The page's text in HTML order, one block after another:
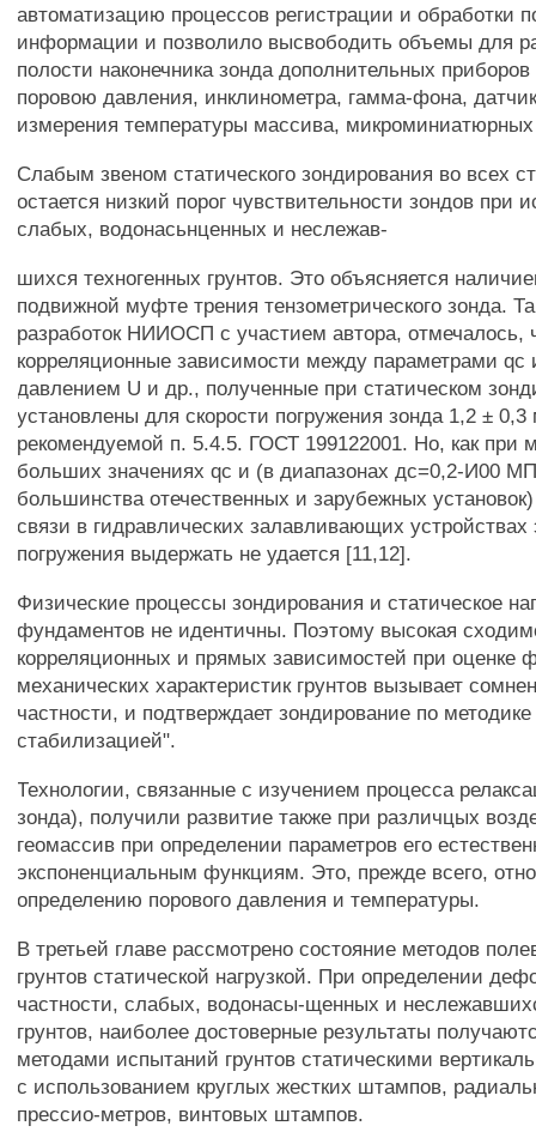
автоматизацию процессов регистрации и обработки
информации и позволило высвободить объемы для
полости наконечника зонда дополнительных
поровою давления, инклинометра, гамма-фона,
измерения температуры массива,
Слабым звеном статического зондирования во всех
остается низкий порог чувствительности зондов при
слабых, водонасьнценных и неслежав-
шихся техногенных грунтов. Это объясняется
подвижной муфте трения тензометрического зонда.
разработок НИИОСП с участием автора, отмечалось,
корреляционные зависимости между параметрами
давлением U и др., полученные при статическом
установлены для скорости погружения зонда 1,2 ±
рекомендуемой п. 5.4.5. ГОСТ 199122001. Но, как при
больших значениях qc и (в диапазонах дс=0,2-И00
большинства отечественных и зарубежных
связи в гидравлических залавливающих устройствах
погружения выдержать не удается [11,12].
Физические процессы зондирования и статическое
фундаментов не идентичны. Поэтому высокая
корреляционных и прямых зависимостей при оценке
механических характеристик грунтов вызывает
частности, и подтверждает зондирование по
стабилизацией".
Технологии, связанные с изучением процесса
зонда), получили развитие также при различцых
геомассив при определении параметров его
экспоненциальным функциям. Это, прежде всего,
определению порового давления и температуры.
В третьей главе рассмотрено состояние методов
грунтов статической нагрузкой. При определении
частности, слабых, водонасы-щенных и
грунтов, наиболее достоверные результаты
методами испытаний грунтов статическими
с использованием круглых жестких штампов,
прессио-метров, винтовых штампов.